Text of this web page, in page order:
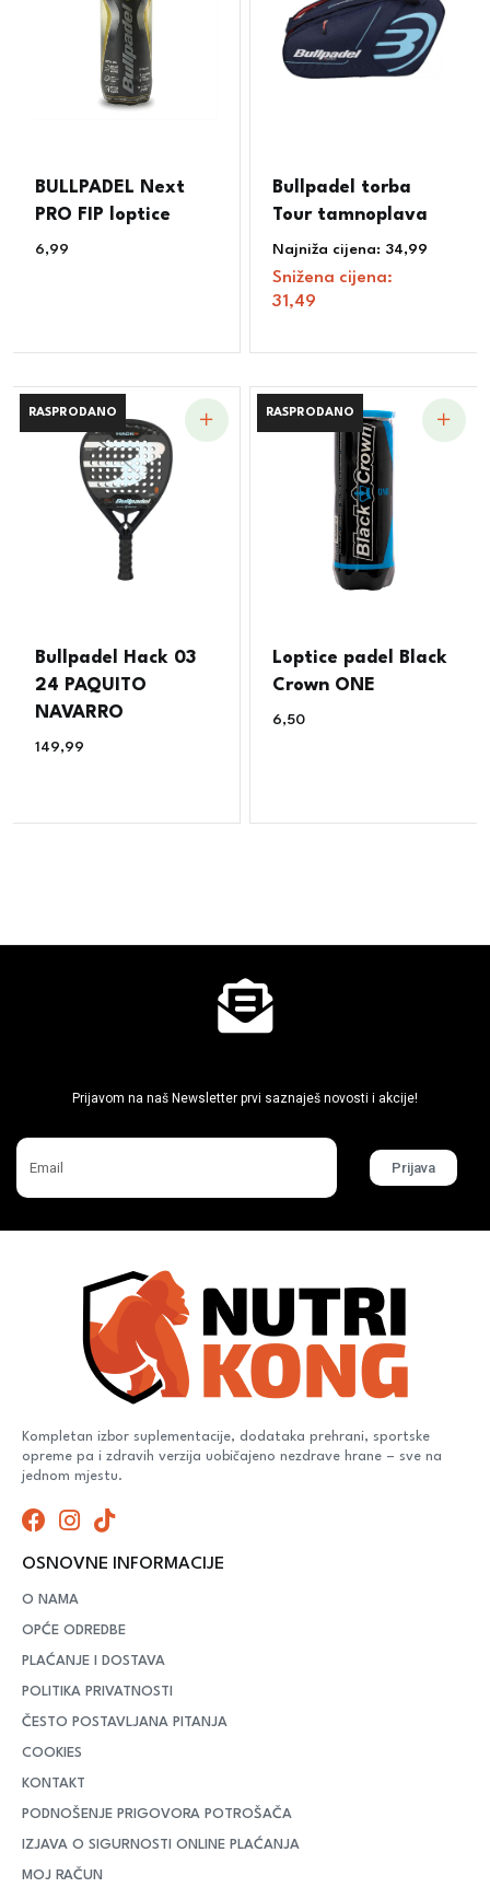
BULLPADEL Next
PRO FIP loptice
6,99
Bullpadel torba
Tour tamnoplava
Najniža cijena: 34,99
Snižena cijena:
31,49
RASPRODANO
RASPRODANO
Bullpadel Hack 03
24 PAQUITO
NAVARRO
149,99
RASPRODANO
RASPRODANO
Loptice padel Black
Crown ONE
6,50
Prijavom na naš Newsletter prvi saznaješ novosti i akcije!
Prijava
Kompletan izbor suplementacije, dodataka prehrani, sportske
opreme pa i zdravih verzija uobičajeno nezdrave hrane – sve na
jednom mjestu.
OSNOVNE INFORMACIJE
O NAMA
OPĆE ODREDBE
PLAĆANJE I DOSTAVA
POLITIKA PRIVATNOSTI
ČESTO POSTAVLJANA PITANJA
COOKIES
KONTAKT
PODNOŠENJE PRIGOVORA POTROŠAČA
IZJAVA O SIGURNOSTI ONLINE PLAĆANJA
MOJ RAČUN